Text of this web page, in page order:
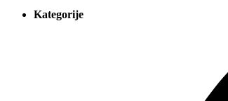
Kategorije